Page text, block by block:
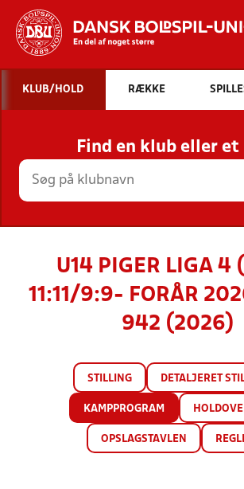
Hvad
INDHOLD
STILLINGER, RESULTATER,
HOLD
KLUB/HOLD RÆKKE
Find en klub eller et
U14 PIGER LIGA 4
11:11/9:9- FORÅR
942 (2026)
STILLING DETALJERET
KAMPPROGRAM
OPSLAGSTAVLEN